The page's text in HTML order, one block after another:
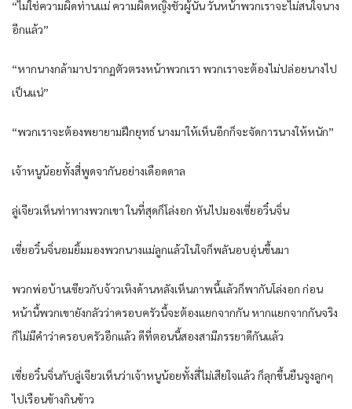
“ไม่ใช่ความผิดท่านแม่ ความผิดหญิงชั่วผู้นั้น วันหน้าพวกเราจะไม่สนใจนาง
อีกแล้ว”
“หากนางกล้ามาปรากฏตัวตรงหน้าพวกเรา พวกเราจะต้องไม่ปล่อยนางไป
เป็นแน่”
“พวกเราจะต้องพยายามฝึกยุทธ์ นางมาให้เห็นอีกก็จะจัดการนางให้หนัก”
เจ้าหนูน้อยทั้งสี่พูดจากันอย่างเดือดดาล
ลู่เจียวเห็นท่าทางพวกเขา ในที่สุดก็โล่งอก หันไปมองเซี่ยอวิ๋นจิ่น
เซี่ยอวิ๋นจิ่นอมยิ้มมองพวกนางแม่ลูกแล้วในใจก็พลันอบอุ่นขึ้นมา
พวกพ่อบ้านเซียวกับจ้าวเหิงด้านหลังเห็นภาพนี้แล้วก็พากันโล่งอก ก่อน
หน้านี้พวกเขายังกลัวว่าครอบครัวนี้จะต้องแยกจากกัน หากแยกจากกันจริง
ก็ไม่มีคำว่าครอบครัวอีกแล้ว ดีที่ตอนนี้สองสามีภรรยาดีกันแล้ว
เซี่ยอวิ๋นจิ่นกับลู่เจียวเห็นว่าเจ้าหนูน้อยทั้งสี่ไม่เสียใจแล้ว ก็ลุกขึ้นยืนจูงลูกๆ
ไปเรือนข้างกินข้าว